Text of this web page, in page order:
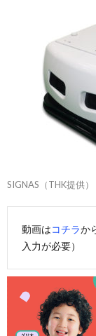
SIGNAS（THK提供）
動画はコチラか
入力が必要）